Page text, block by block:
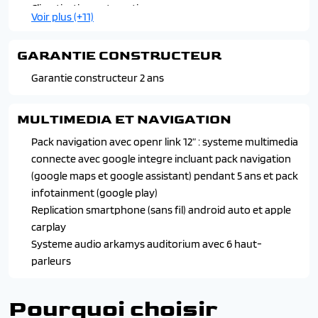
Logos avant et arriere ice black
Monogramme ice black
Climatisation automatique
Essuie-vitres automatiques
Hayon motorise et seuil de coffre chrome
Leve-vitres avant et arriere a impulsion
ambiance interieure
Retroviseurs rabattables electriquement, ajustables et
degivrants
Siege passager reglable en hauteur
Sieges avant chauffants
Sieges avec systeme isofix + tether
Voir plus (+11)
GARANTIE CONSTRUCTEUR
Garantie constructeur 2 ans
MULTIMEDIA ET NAVIGATION
Pack navigation avec openr link 12” : systeme multimedia
connecte avec google integre incluant pack navigation
(google maps et google assistant) pendant 5 ans et pack
infotainment (google play)
Replication smartphone (sans fil) android auto et apple
carplay
Systeme audio arkamys auditorium avec 6 haut-
parleurs
Pourquoi choisir